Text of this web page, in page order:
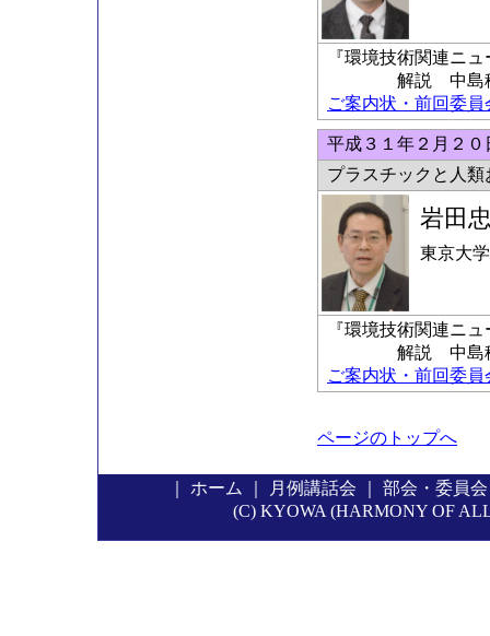
『環境技術関連ニ
解説 中島稔科
ご案内状・前回委員
平成３１年２月２
プラスチックと人
岩田
東京大
『環境技術関連ニ
解説 中島稔科
ご案内状・前回委員
ページのトップへ
ホーム 月例講話会 部会・委員会
(C) KYOWA (HARMONY OF